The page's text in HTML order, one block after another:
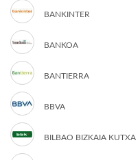
BANKINTER
BANKOA
BANTIERRA
BBVA
BILBAO BIZKAIA KUTXA